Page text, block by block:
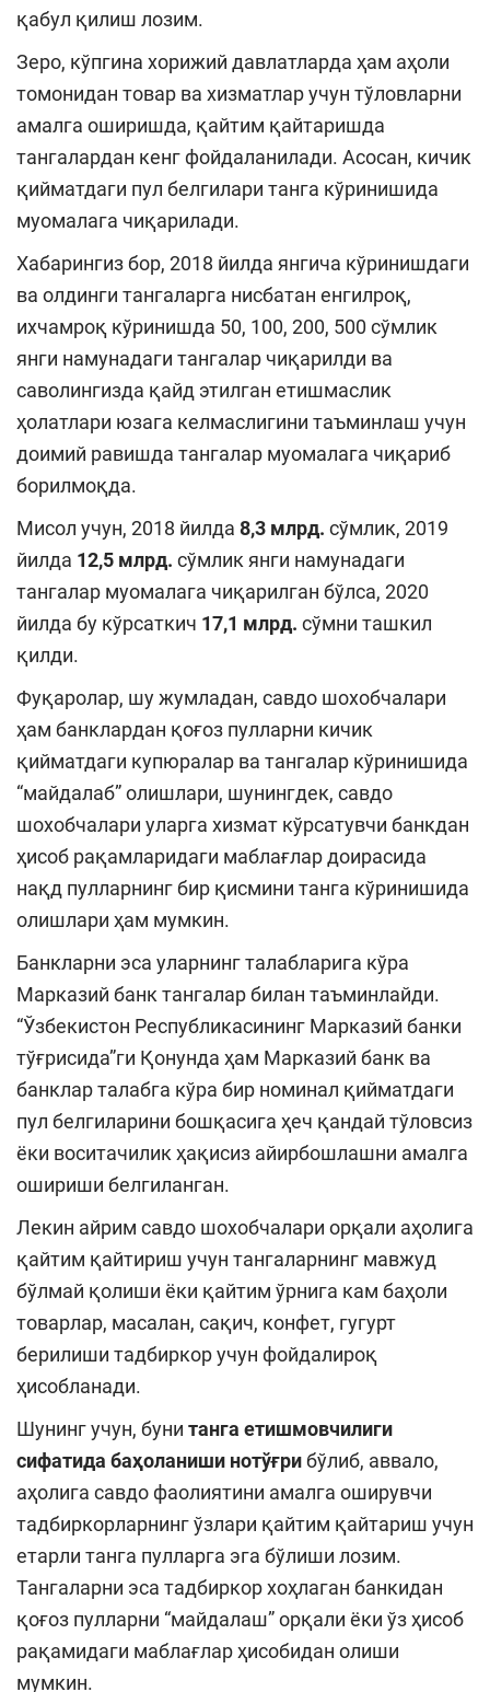
қабул қилиш лозим.
Зеро, кўпгина хорижий давлатларда ҳам аҳоли
томонидан товар ва хизматлар учун тўловларни
амалга оширишда, қайтим қайтаришда
тангалардан кенг фойдаланилади. Асосан, кичик
қийматдаги пул белгилари танга кўринишида
муомалага чиқарилади.
Хабарингиз бор, 2018 йилда янгича кўринишдаги
ва олдинги тангаларга нисбатан енгилроқ,
ихчамроқ кўринишда 50, 100, 200, 500 сўмлик
янги намунадаги тангалар чиқарилди ва
саволингизда қайд этилган етишмаслик
ҳолатлари юзага келмаслигини таъминлаш учун
доимий равишда тангалар муомалага чиқариб
борилмоқда.
Мисол учун, 2018 йилда 8,3 млрд. сўмлик, 2019
йилда 12,5 млрд. сўмлик янги намунадаги
тангалар муомалага чиқарилган бўлса, 2020
йилда бу кўрсаткич 17,1 млрд. сўмни ташкил
қилди.
Фуқаролар, шу жумладан, савдо шохобчалари
ҳам банклардан қоғоз пулларни кичик
қийматдаги купюралар ва тангалар кўринишида
“майдалаб” олишлари, шунингдек, савдо
шохобчалари уларга хизмат кўрсатувчи банкдан
ҳисоб рақамларидаги маблағлар доирасида
нақд пулларнинг бир қисмини танга кўринишида
олишлари ҳам мумкин.
Банкларни эса уларнинг талабларига кўра
Марказий банк тангалар билан таъминлайди.
“Ўзбекистон Республикасининг Марказий банки
тўғрисида”ги Қонунда ҳам Марказий банк ва
банклар талабга кўра бир номинал қийматдаги
пул белгиларини бошқасига ҳеч қандай тўловсиз
ёки воситачилик ҳақисиз айирбошлашни амалга
ошириши белгиланган.
Лекин айрим савдо шохобчалари орқали аҳолига
қайтим қайтириш учун тангаларнинг мавжуд
бўлмай қолиши ёки қайтим ўрнига кам баҳоли
товарлар, масалан, сақич, конфет, гугурт
берилиши тадбиркор учун фойдалироқ
ҳисобланади.
Шунинг учун, буни танга етишмовчилиги
сифатида баҳоланиши нотўғрибўлиб, аввало,
аҳолига савдо фаолиятини амалга оширувчи
тадбиркорларнинг ўзлари қайтим қайтариш учун
етарли танга пулларга эга бўлиши лозим.
Тангаларни эса тадбиркор хоҳлаган банкидан
қоғоз пулларни “майдалаш” орқали ёки ўз ҳисоб
рақамидаги маблағлар ҳисобидан олиши
мумкин.